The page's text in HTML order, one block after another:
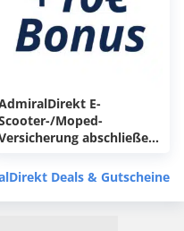
E-
Moped-
abschließen
Deals & Gutscheine